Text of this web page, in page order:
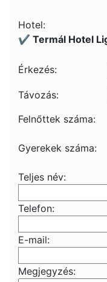
Hotel:
✔️ Termál Hotel
Érkezés:
Távozás:
Felnőttek száma:
Gyerekek száma:
Teljes név:
Telefon:
E-mail:
Megjegyzés: